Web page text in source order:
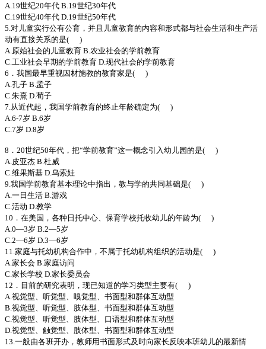
A.19世纪20年代 B.19世纪30年代
C.19世纪40年代 D.19世纪50年代
5.对儿童实行公有公育，并且儿童教育的内容和形式都与社会生活和生产活
动有直接关系的是( )
A.原始社会的儿童教育 B.农业社会的学前教育
C.工业社会早期的学前教育 D.现代社会的学前教育
6．我国最早重视因材施教的教育家是( )
A.孔子 B.孟子
C.朱熹 D.荀子
7.从近代起，我国学前教育的终止年龄确定为( )
A.6-7岁 B.6岁
C.7岁 D.8岁
8．20世纪50年代，把“学前教育”这一概念引入幼儿园的是( )
A.皮亚杰 B.杜威
C.维果斯基 D.乌索娃
9.我国学前教育基本理论中指出，教与学的共同基础是( )
A.一日生活 B.游戏
C.活动 D.教学
10．在美国，各种日托中心、保育学校托收幼儿的年龄为( )
A.0—3岁 B.2—5岁
C.2—6岁 D.3—6岁
11.家庭与托幼机构合作中，不属于托幼机构组织的活动是( )
A.家长会 B.家庭访问
C.家长学校 D.家长委员会
12．目前的研究表明，现已知道的学习类型主要有( )
A.视觉型、听觉型、嗅觉型、书面型和群体互动型
B.视觉型、听觉型、肢体型、书面型和群体互动型
C.视觉型、听觉型、肢体型、口语型和群体互动型
D.视觉型、触觉型、肢体型、书面型和群体互动型
13.一般由各班开办，教师用书面形式及时向家长反映本班幼儿的最新情